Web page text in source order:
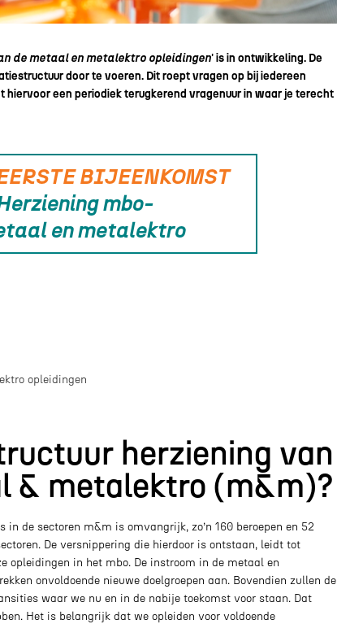
de metaal en metalektro opleidingen' is in ontwikkeling. De
door te voeren. Dit roept vragen op bij iedereen
hiervoor een periodiek terugkerend vragenuur in waar je terecht
BIJEENKOMST
mbo-
en metalektro
opleidingen
herziening van
& metalektro (m&m)?
de sectoren m&m is omvangrijk, zo’n 160 beroepen en 52
De versnippering die hierdoor is ontstaan, leidt tot
in het mbo. De instroom in de metaal en
onvoldoende nieuwe doelgroepen aan. Bovendien zullen de
waar we nu en in de nabije toekomst voor staan. Dat
Het is belangrijk dat we opleiden voor voldoende